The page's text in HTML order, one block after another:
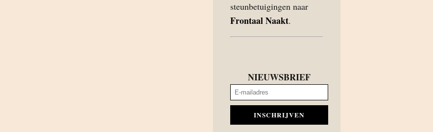
steunbetuigingen naar
Frontaal Naakt.
NIEUWSBRIEF
INSCHRIJVEN